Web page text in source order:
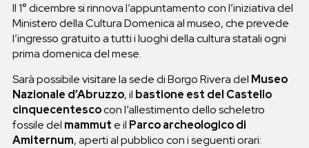
Il 1° dicembre si rinnova l’appuntamento con l’iniziativa del
Ministero della Cultura Domenica al museo, che prevede
l’ingresso gratuito a tutti i luoghi della cultura statali ogni
prima domenica del mese.
Sarà possibile visitare la sede di Borgo Rivera del Museo
Nazionale d’Abruzzo, il bastione est del Castello
cinquecentescocon l’allestimento dello scheletro
fossile del mammut e il Parco archeologico di
Amiternum, aperti al pubblico con i seguenti orari: